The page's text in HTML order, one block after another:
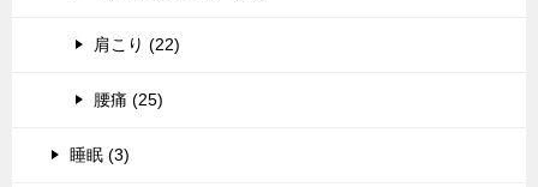
肩こり (22)
腰痛 (25)
睡眠 (3)